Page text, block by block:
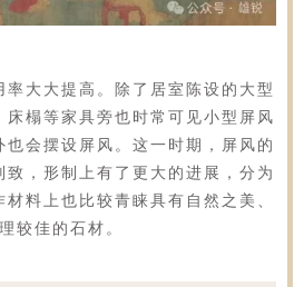
率大大提高。除了居室陈设的大型
床榻等家具旁也时常可见小型屏风
也会摆设屏风。这一时期，屏风的
，形制上有了更大的进展，分为
料上也比较青睐具有自然之美、
较佳的石材。